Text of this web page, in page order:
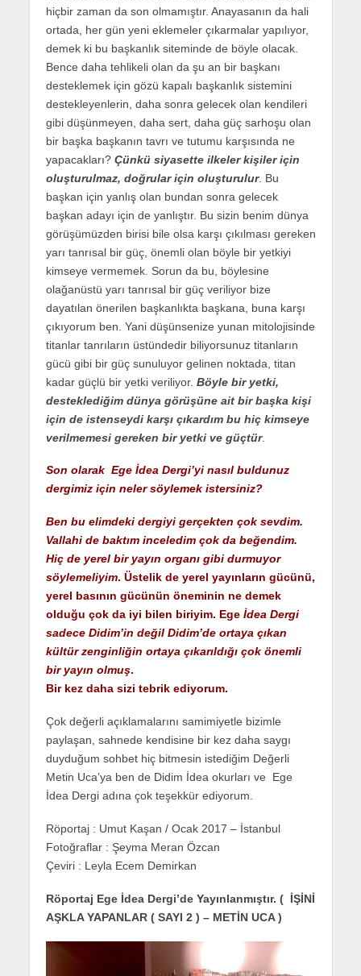
hiçbir zaman da son olmamıştır. Anayasanın da hali
ortada, her gün yeni eklemeler çıkarmalar yapılıyor,
demek ki bu başkanlık siteminde de böyle olacak.
Bence daha tehlikeli olan da şu an bir başkanı
desteklemek için gözü kapalı başkanlık sistemini
destekleyenlerin, daha sonra gelecek olan kendileri
gibi düşünmeyen, daha sert, daha güç sarhoşu olan
bir başka başkanın tavrı ve tutumu karşısında ne
yapacakları? Çünkü siyasette ilkeler kişiler için
oluşturulmaz, doğrular için oluşturulur. Bu
başkan için yanlış olan bundan sonra gelecek
başkan adayı için de yanlıştır. Bu sizin benim dünya
görüşümüzden birisi bile olsa karşı çıkılması gereken
yarı tanrısal bir güç, önemli olan böyle bir yetkiyi
kimseye vermemek. Sorun da bu, böylesine
olağanüstü yarı tanrısal bir güç veriliyor bize
dayatılan önerilen başkanlıkta başkana, buna karşı
çıkıyorum ben. Yani düşünsenize yunan mitolojisinde
titanlar tanrıların üstündedir biliyorsunuz titanların
gücü gibi bir güç sunuluyor gelinen noktada, titan
kadar güçlü bir yetki veriliyor. Böyle bir yetki,
desteklediğim dünya görüşüne ait bir başka kişi
için de istenseydi karşı çıkardım bu hiç kimseye
verilmemesi gereken bir yetki ve güçtür.
Son olarak Ege İdea Dergi’yi nasıl buldunuz
dergimiz için neler söylemek istersiniz?
Ben bu elimdeki dergiyi gerçekten çok sevdim.
Vallahi de baktım inceledim çok da beğendim.
Hiç de yerel bir yayın organı gibi durmuyor
söylemeliyim. Üstelik de yerel yayınların gücünü,
yerel basının gücünün öneminin ne demek
olduğu çok da iyi bilen biriyim. Ege İdea Dergi
sadece Didim’in değil Didim’de ortaya çıkan
kültür zenginliğin ortaya çıkarıldığı çok önemli
bir yayın olmuş.
Bir kez daha sizi tebrik ediyorum.
Çok değerli açıklamalarını samimiyetle bizimle
paylaşan, sahnede kendisine bir kez daha saygı
duyduğum sohbet hiç bitmesin istediğim Değerli
Metin Uca’ya ben de Didim İdea okurları ve Ege
İdea Dergi adına çok teşekkür ediyorum.
Röportaj : Umut Kaşan / Ocak 2017 – İstanbul
Fotoğraflar : Şeyma Meran Özcan
Çeviri : Leyla Ecem Demirkan
Röportaj Ege İdea Dergi’de Yayınlanmıştır. ( İŞİNİ
AŞKLA YAPANLAR ( SAYI 2 ) – METİN UCA )